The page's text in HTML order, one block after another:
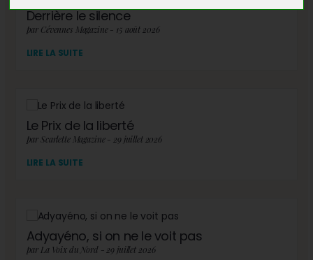
Derrière le silence
par Cévennes Magazine - 15 août 2026
LIRE LA SUITE
Le Prix de la liberté
par Scarlette Magazine - 29 juillet 2026
LIRE LA SUITE
Adyayéno, si on ne le voit pas
par La Voix du Nord - 29 juillet 2026